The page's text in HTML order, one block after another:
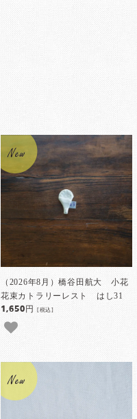
（2026年8月）橋谷田航大 小花
花束カトラリーレスト はし31
1,650円[税込]